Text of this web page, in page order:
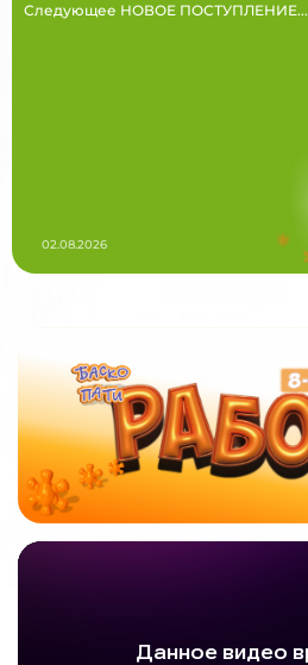
Следующее НОВОЕ ПОСТУПЛЕНИЕ...
02.08.2026